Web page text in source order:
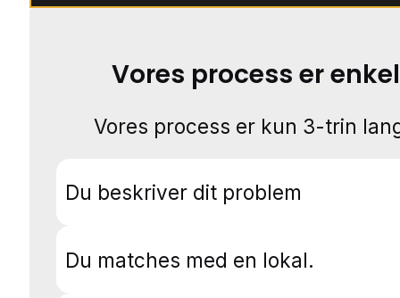
Vores process er enkel
Vores process er kun 3-trin
Du beskriver dit problem
Du matches med en lokal.